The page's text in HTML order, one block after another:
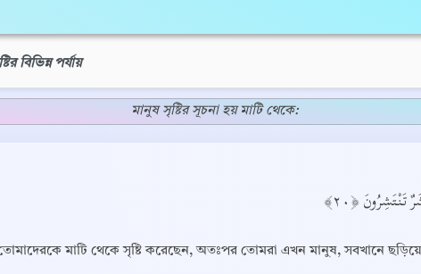
বিভিন্ন পর্যায়
মানুষ সৃষ্টির সূচনা হয় মাটি থেকে:
﴿٢٠﴾
মাটি থেকে সৃষ্টি করেছেন, অতঃপর তোমরা এখন মানুষ, সবখানে